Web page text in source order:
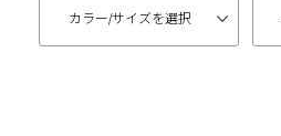
カラー/サイズを選択